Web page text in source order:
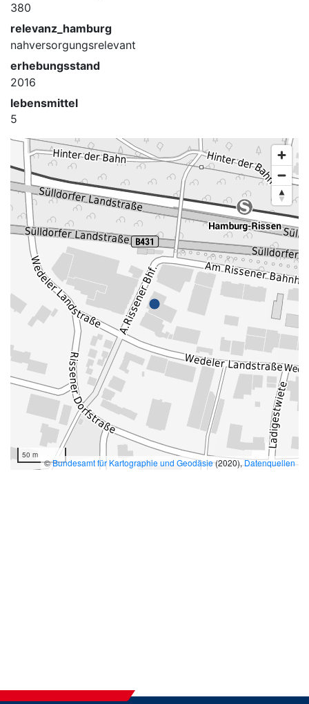
380
relevanz_hamburg
nahversorgungsrelevant
erhebungsstand
2016
lebensmittel
5
50 m
©Bundesamt für Kartographie und Geodäsie(2020),Datenquellen